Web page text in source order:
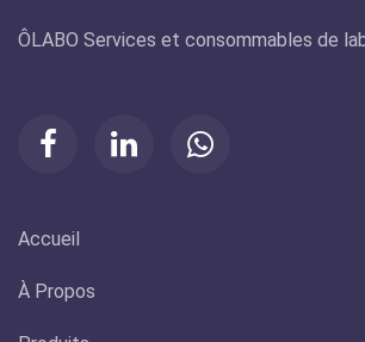
ÔLABO Services et consommables de
Accueil
À Propos